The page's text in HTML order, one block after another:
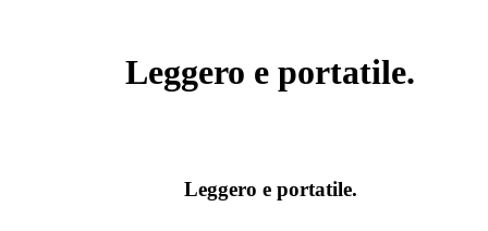
Leggero e portatile.
Leggero e portatile.